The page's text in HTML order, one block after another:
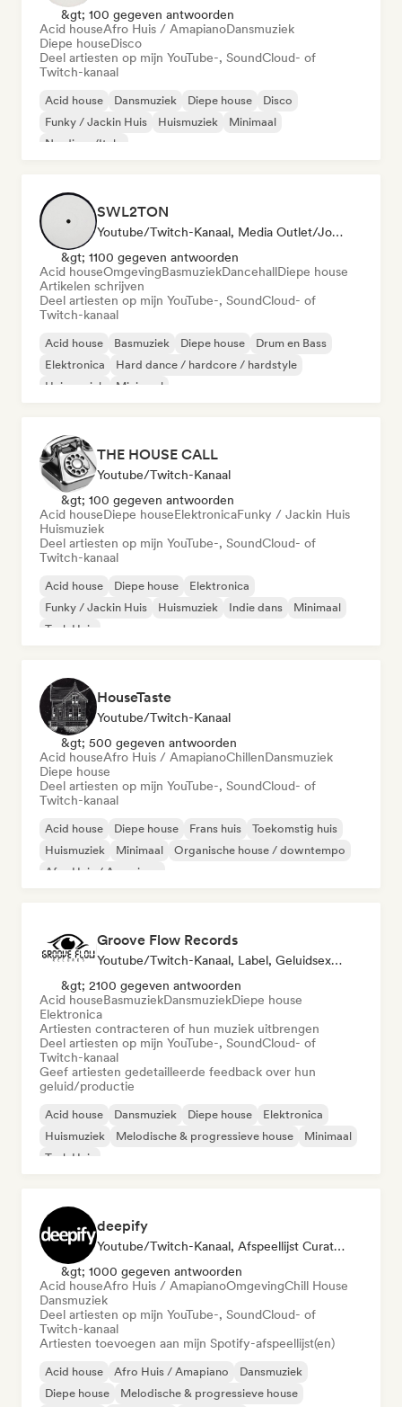
&gt; 100 gegeven antwoorden
Acid houseAfro Huis / AmapianoDansmuziek
Diepe houseDisco
Deel artiesten op mijn YouTube-, SoundCloud- of
Twitch-kanaal
Acid house Dansmuziek Diepe house
Disco
Funky / Jackin Huis
Huismuziek
Minimaal
Nu-disco/Italo
SWL2TON
Youtube/Twitch-Kanaal, Media Outlet/Journalist
&gt; 1100 gegeven antwoorden
Acid houseOmgevingBasmuziekDancehallDiepe house
Artikelen schrijven
Deel artiesten op mijn YouTube-, SoundCloud- of
Twitch-kanaal
Acid house Basmuziek Diepe house
Drum en Bass
Elektronica
Hard dance / hardcore / hardstyle
Huismuziek
Minimaal
THE HOUSE CALL
Youtube/Twitch-Kanaal
&gt; 100 gegeven antwoorden
Acid houseDiepe houseElektronicaFunky / Jackin Huis
Huismuziek
Deel artiesten op mijn YouTube-, SoundCloud- of
Twitch-kanaal
Acid house Diepe house
Elektronica
Funky / Jackin Huis
Huismuziek Indie dans
Minimaal
Tech Huis
HouseTaste
Youtube/Twitch-Kanaal
&gt; 500 gegeven antwoorden
Acid houseAfro Huis / AmapianoChillenDansmuziek
Diepe house
Deel artiesten op mijn YouTube-, SoundCloud- of
Twitch-kanaal
Acid house Diepe house Frans huis
Toekomstig huis
Huismuziek
Minimaal
Organische house / downtempo
Afro Huis / Amapiano
Groove Flow Records
Youtube/Twitch-Kanaal, Label, Geluidsexpert
&gt; 2100 gegeven antwoorden
Acid houseBasmuziekDansmuziekDiepe house
Elektronica
Artiesten contracteren of hun muziek uitbrengen
Deel artiesten op mijn YouTube-, SoundCloud- of
Twitch-kanaal
Geef artiesten gedetailleerde feedback over hun
geluid/productie
Acid house Dansmuziek Diepe house
Elektronica
Huismuziek
Melodische & progressieve house
Minimaal
Tech Huis
deepify
Youtube/Twitch-Kanaal, Afspeellijst Curator
&gt; 1000 gegeven antwoorden
Acid houseAfro Huis / AmapianoOmgevingChill House
Dansmuziek
Deel artiesten op mijn YouTube-, SoundCloud- of
Twitch-kanaal
Artiesten toevoegen aan mijn Spotify-afspeellijst(en)
Acid house Afro Huis / Amapiano
Dansmuziek
Diepe house
Melodische & progressieve house